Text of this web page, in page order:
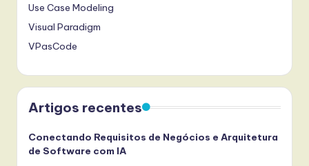
Use Case Modeling
Visual Paradigm
VPasCode
Artigos recentes
Conectando Requisitos de Negócios e Arquitetura
de Software com IA